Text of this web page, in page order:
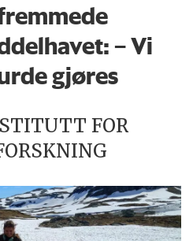
– Vi
gjøres
FOR